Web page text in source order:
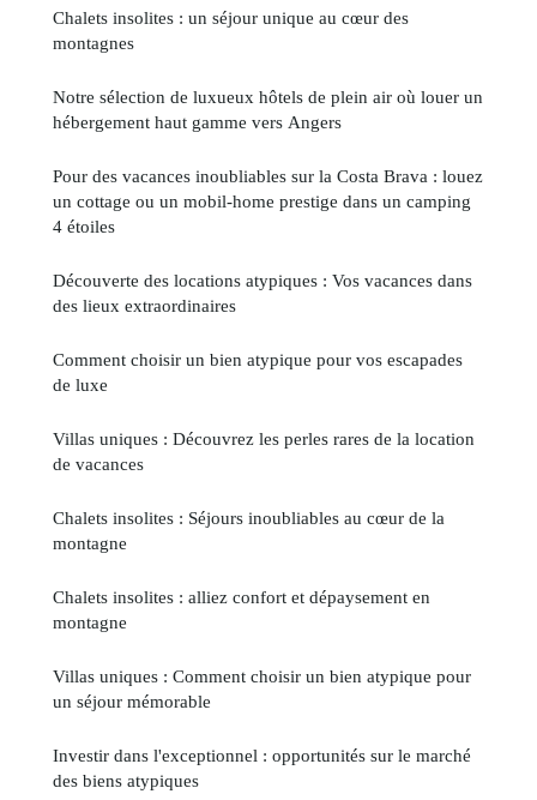
Chalets insolites : un séjour unique au cœur des
montagnes
Notre sélection de luxueux hôtels de plein air où louer un
hébergement haut gamme vers Angers
Pour des vacances inoubliables sur la Costa Brava : louez
un cottage ou un mobil-home prestige dans un camping
4 étoiles
Découverte des locations atypiques : Vos vacances dans
des lieux extraordinaires
Comment choisir un bien atypique pour vos escapades
de luxe
Villas uniques : Découvrez les perles rares de la location
de vacances
Chalets insolites : Séjours inoubliables au cœur de la
montagne
Chalets insolites : alliez confort et dépaysement en
montagne
Villas uniques : Comment choisir un bien atypique pour
un séjour mémorable
Investir dans l'exceptionnel : opportunités sur le marché
des biens atypiques